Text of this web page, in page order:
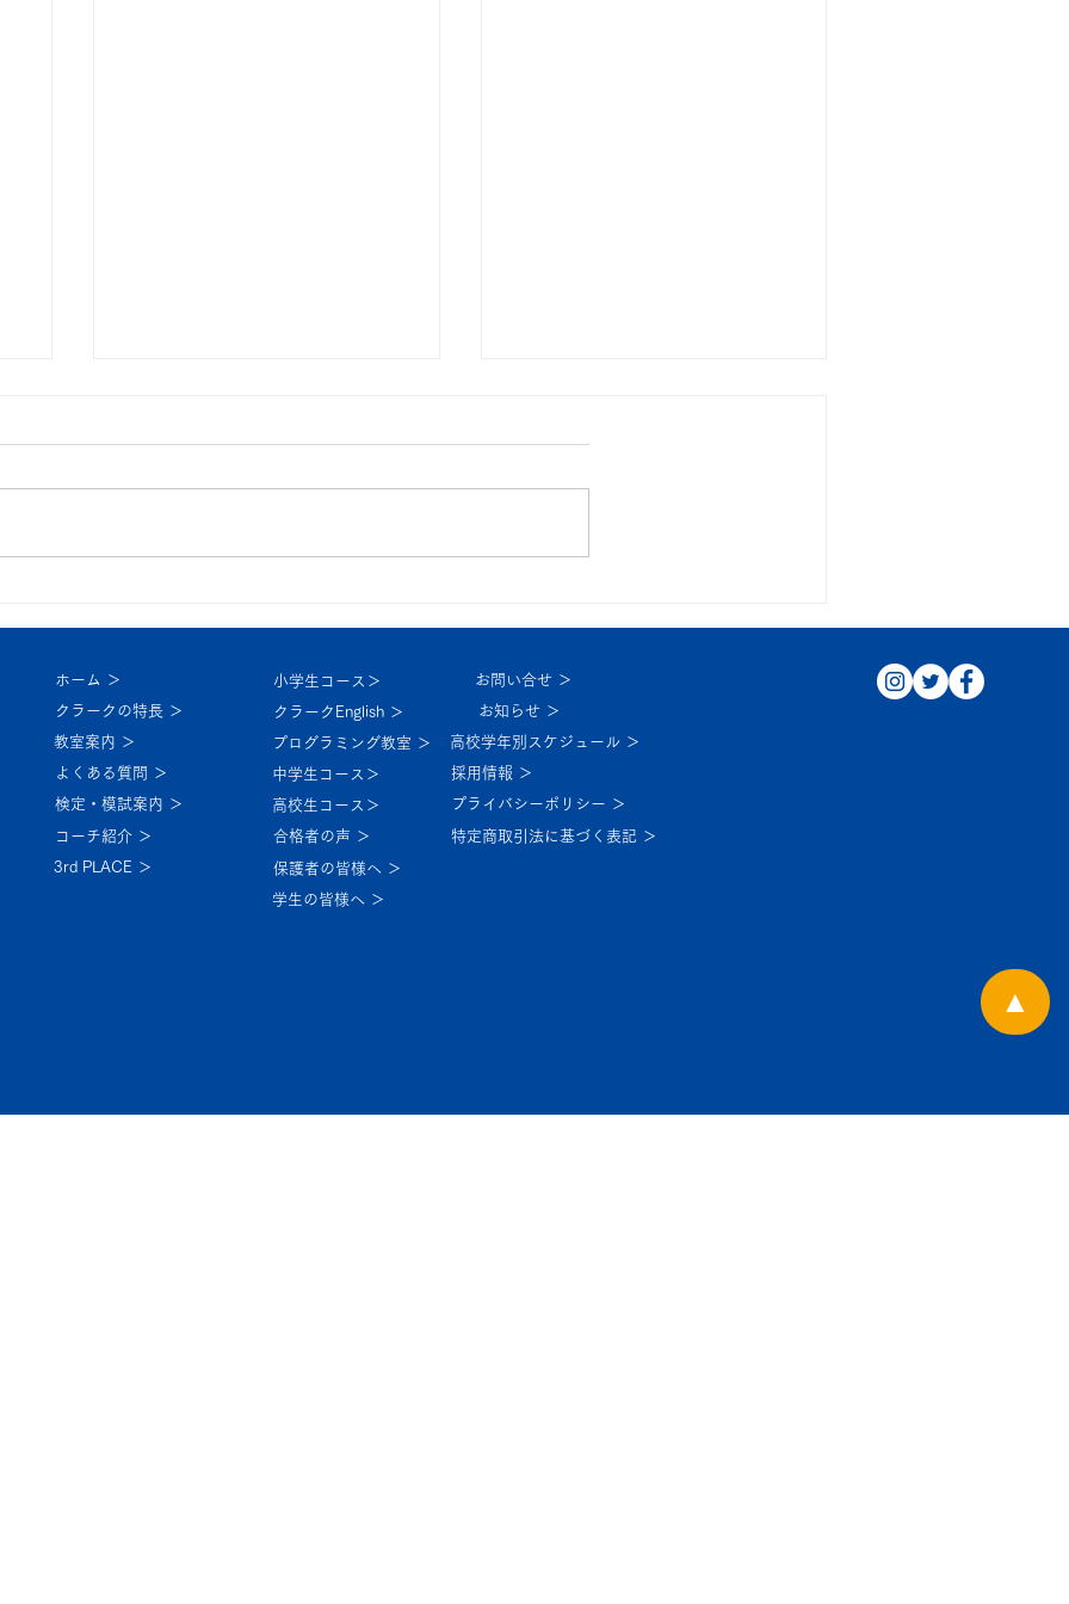
ホーム ＞
クラークの特長 ＞
教室案内 ＞
よくある質問 ＞
検定・模試案内 ＞
コーチ紹介 ＞
3rd PLACE ＞
小学生コース＞
クラークEnglish ＞
プログラミング教室 ＞
中学生コース＞
高校生コース＞
合格者の声 ＞
保護者の皆様へ ＞
学生の皆様へ ＞
お問い合せ ＞
お知らせ ＞
高校学年別スケジュール ＞
採用情報 ＞
プライバシーポリシー ＞
特定商取引法に基づく表記 ＞
▲